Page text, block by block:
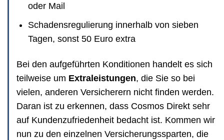
oder Mail
Schadensregulierung innerhalb von sieben
Tagen, sonst 50 Euro extra
Bei den aufgeführten Konditionen handelt es sich
teilweise um Extraleistungen, die Sie so bei
vielen, anderen Versicherern nicht finden werden.
Daran ist zu erkennen, dass Cosmos Direkt sehr
auf Kundenzufriedenheit bedacht ist. Kommen wir
nun zu den einzelnen Versicherungssparten, die